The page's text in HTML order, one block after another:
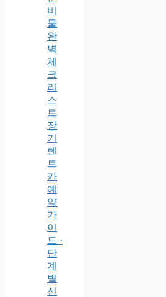
비
물
완
벽
체
크
리
스
트
장
기
렌
트
카
예
약
가
이
드 ·
단
계
별
신